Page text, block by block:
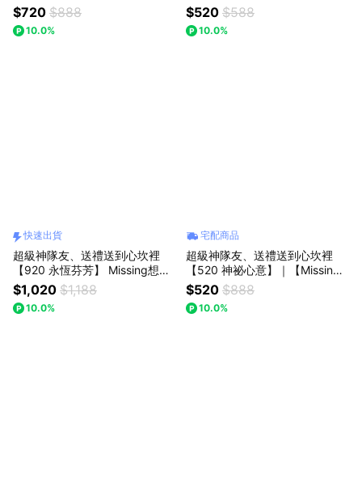
【粉芭蕾+粉晶愛心掌心石】】
Missing想念你｜小歐風玫瑰花
束：浪漫告白推薦，讓愛在日常
$720 $888
10.0%
你｜(迷你口袋花束) 紫羅蘭玫瑰
花束：獨一無二的浪漫，以後都
陪你走花路
$520 $588
10.0%
快速出貨
超級神隊友、送禮送到心坎裡
【920 永恆芬芳】 Missing想念
你｜玲娜貝兒花束(預購)：(預購)
$1,020 $1,188
10.0%
宅配商品
超級神隊友、送禮送到心坎裡
【520 神祕心意】｜【Missing
想念你】｜針織 幸運草/仙人掌/
玲蘭/：手作的恆久祝福 七夕情
人節/父親節(預購)
$520 $888
10.0%